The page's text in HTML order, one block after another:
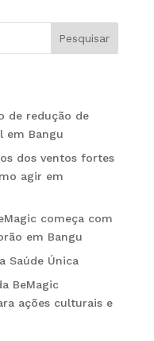
Pesquisar
de redução de
em Bangu
dos ventos fortes
agir em
começa com
em Bangu
Saúde Única
BeMagic
ações culturais e